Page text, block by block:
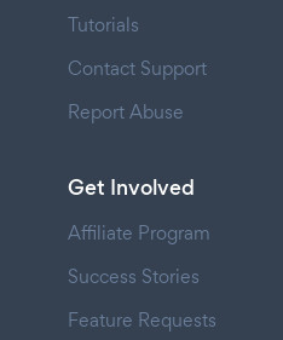
Tutorials
Contact Support
Report Abuse
Get Involved
Affiliate Program
Success Stories
Feature Requests